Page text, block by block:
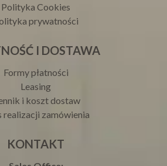
Polityka Cookies
prywatności
I DOSTAWA
Formy płatności
Leasing
i koszt dostaw
realizacji zamówienia
KONTAKT